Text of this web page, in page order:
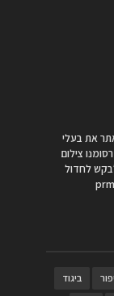
את בעלי
צילום
לחדול
ביגוד